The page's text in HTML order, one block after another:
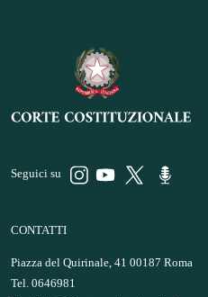
Seguici su
CONTATTI
Piazza del Quirinale, 41 00187 Roma
Tel. 0646981